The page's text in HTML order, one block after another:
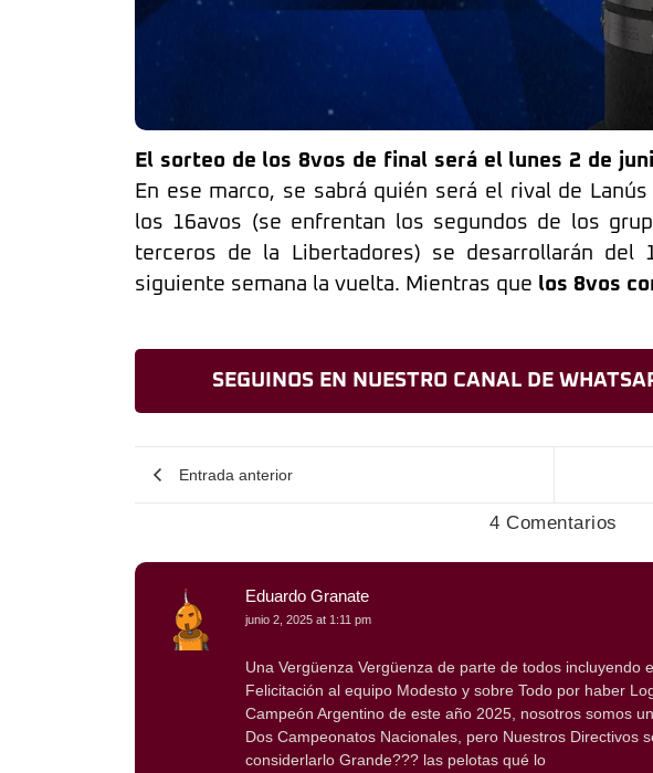
El sorteo de los 8vos de final será el lunes 2 de
En ese marco, se sabrá quién será el rival de
los 16avos (se enfrentan los segundos de los
terceros de la Libertadores) se desarrollarán
siguiente semana la vuelta. Mientras que los 8vos
SEGUINOS EN NUESTRO CANAL DE
Entrada anterior
4 Comentarios
Eduardo Granate
junio 2, 2025 at 1:11 pm
Una Vergüenza Vergüenza de parte de todos incluyendo
Felicitación al equipo Modesto y sobre Todo por haber
Campeón Argentino de este año 2025, nosotros somos
Dos Campeonatos Nacionales, pero Nuestros Directivos
considerlarlo Grande??? las pelotas qué lo